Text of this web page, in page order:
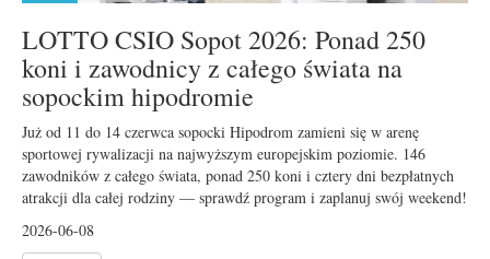
LOTTO CSIO Sopot 2026: Ponad 250
koni i zawodnicy z całego świata na
sopockim hipodromie
Już od 11 do 14 czerwca sopocki Hipodrom zamieni się w arenę
sportowej rywalizacji na najwyższym europejskim poziomie. 146
zawodników z całego świata, ponad 250 koni i cztery dni bezpłatnych
atrakcji dla całej rodziny — sprawdź program i zaplanuj swój weekend!
2026-06-08